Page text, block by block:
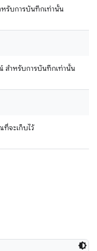
หรับการบันทึกเท่านั้น
สําหรับการบันทึกเท่านั้น
ที่จะเก็บไว้